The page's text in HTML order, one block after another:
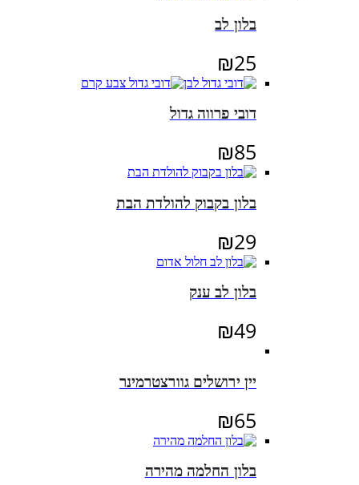
בלון לב
₪25
דובי פרווה גדול
₪85
בלון בקבוק להולדת הבת
₪29
בלון לב ענק
₪49
יין ירושלים גוורצטרמינר
₪65
בלון החלמה מהירה